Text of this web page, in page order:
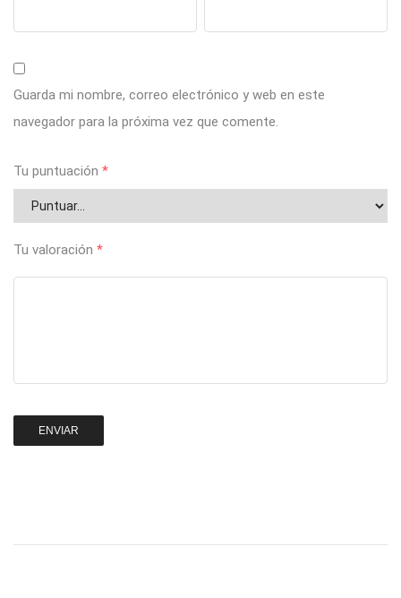
Guarda mi nombre, correo electrónico y web en este
navegador para la próxima vez que comente.
Tu puntuación *
Tu valoración *